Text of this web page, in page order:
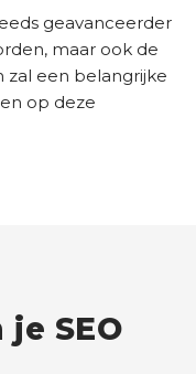
geavanceerder
maar ook de
zal een belangrijke
op deze
SEO